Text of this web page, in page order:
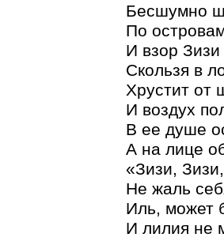
Бесшумно
По
И взор
Скользя в
Хрустит от
И воздух
В ее душе
А на лице
«Зизи,
Не жаль
Иль, может
И лилия не